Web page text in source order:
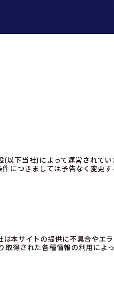
以下当社)によって運営されてい
につきましては予告なく変更
本サイトの提供に不具合やエ
得された各種情報の利用によ